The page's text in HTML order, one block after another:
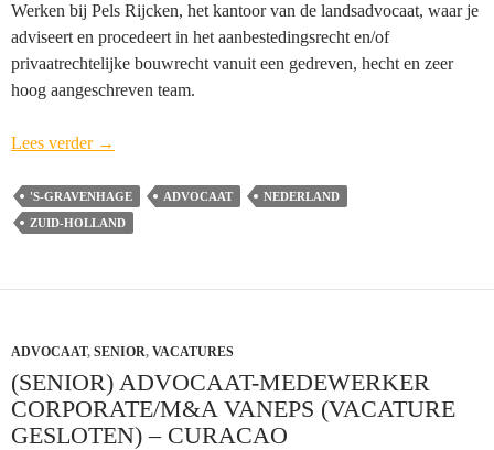
Werken bij Pels Rijcken, het kantoor van de landsadvocaat, waar je
adviseert en procedeert in het aanbestedingsrecht en/of
privaatrechtelijke bouwrecht vanuit een gedreven, hecht en zeer
hoog aangeschreven team.
Lees verder Advocaat-
Bouw-
en/of
gesloten)
–
‘s-
Gravenhage
→
'S-GRAVENHAGE ADVOCAAT
NEDERLAND
ZUID-HOLLAND
ADVOCAAT, SENIOR, VACATURES
(SENIOR) ADVOCAAT-MEDEWERKER
CORPORATE/M&A VANEPS (VACATURE
GESLOTEN) – CURACAO